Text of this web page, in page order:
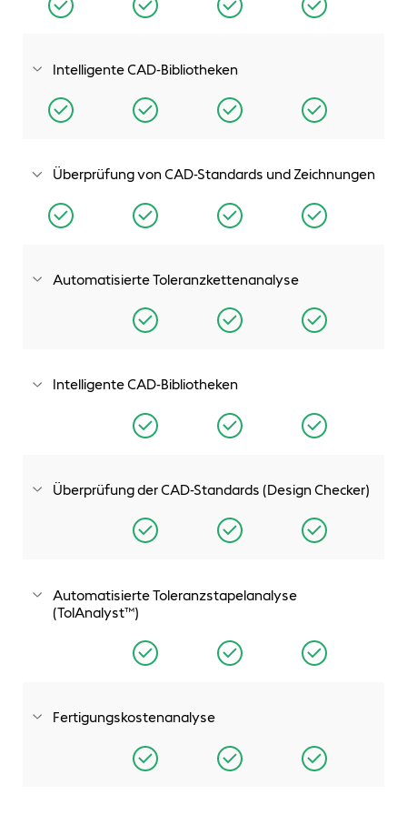
und Gussteilen, Schweißkonstruktionen, Formwerkzeugen,
Intelligente CAD-Bibliotheken
Sie können ganz einfach Hunderttausende vorgefertigte,
dem Branchenstandard entsprechende
Überprüfung von CAD-Standards und Zeichnungen
Legen Sie Konstruktionsstandards fest und überprüfen Sie
anhand dieser Ihre Zeichnungen und Modelle, um
Automatisierte Toleranzkettenanalyse
Überprüfen Sie automatisch die Auswirkungen von
Toleranzen auf Teile und Baugruppen, um die einheitliche
Intelligente CAD-Bibliotheken
Einfaches Finden, Anpassen und Freigeben von
Hunderttausenden von vorgefertigten Industriestandard-
Überprüfung der CAD-Standards (Design Checker)
Legen Sie Konstruktionsstandards fest und prüfen Sie
Zeichnungen und Modelle, um einheitliche Entwürfe und
Automatisierte Toleranzstapelanalyse
(TolAnalyst™)
Überprüfen Sie automatisch die Auswirkungen von
Toleranzen auf Teile und Baugruppen, um die einheitliche
Fertigungskostenanalyse
Gleichen Sie Konstruktionen mithilfe automatischer
Kostenschätzungswerkzeuge, die vollständig in die 3D-